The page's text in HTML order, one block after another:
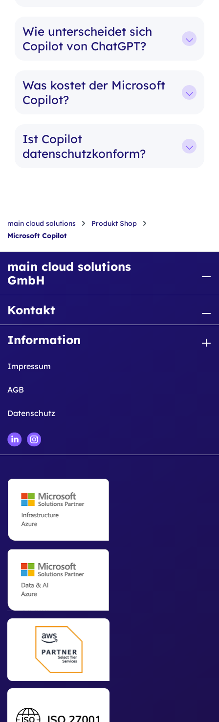
Wie unterscheidet sich
Copilot von ChatGPT?
Was kostet der Microsoft
Copilot?
Ist Copilot
datenschutzkonform?
main cloud solutions
Produkt Shop
Microsoft Copilot
main cloud solutions
GmbH
Kontakt
Information
Impressum
AGB
Datenschutz